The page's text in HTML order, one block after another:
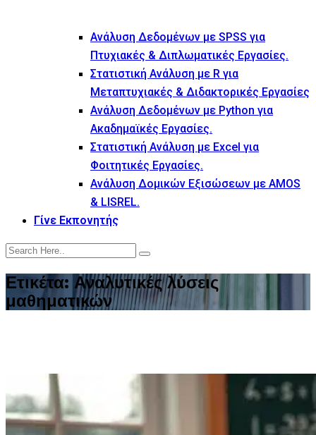
Ανάλυση Δεδομένων με SPSS για
Πτυχιακές & Διπλωματικές Εργασίες.
Στατιστική Ανάλυση με R για
Μεταπτυχιακές & Διδακτορικές Εργασίες
Ανάλυση Δεδομένων με Python για
Ακαδημαϊκές Εργασίες.
Στατιστική Ανάλυση με Excel για
Φοιτητικές Εργασίες.
Ανάλυση Δομικών Εξισώσεων με AMOS
& LISREL.
Γίνε Εκπονητής
Ετικέτα: Αναλυτικές λύσεις
μαθηματικών